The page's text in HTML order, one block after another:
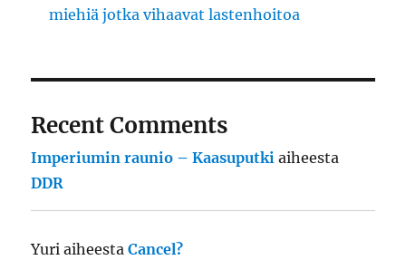
miehiä jotka vihaavat lastenhoitoa
Recent Comments
Imperiumin raunio – Kaasuputki aiheesta
DDR
Yuri aiheestaCancel?